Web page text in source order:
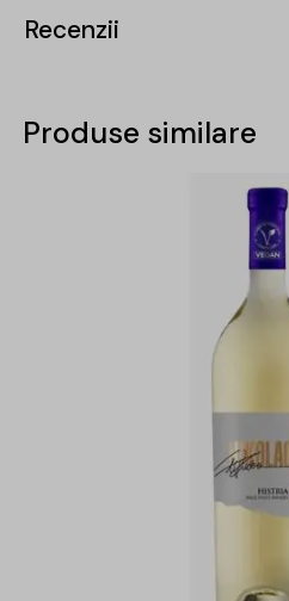
Recenzii
Produse similare